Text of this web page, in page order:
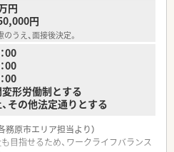
円
円
うえ、面接後決定。
00
00
形労働制とする
その他法定通りとする
務原市エリア担当より）
目指せるため、ワークライフバランス